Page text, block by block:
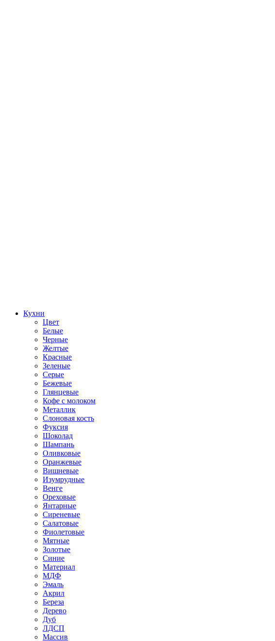
Кухни
Цвет
Белые
Черные
Желтые
Красные
Зеленые
Серые
Бежевые
Глянцевые
Кофе с молоком
Металлик
Слоновая кость
Фуксия
Шоколад
Шампань
Оливковые
Оранжевые
Вишневые
Изумрудные
Венге
Ореховые
Янтарные
Сиреневые
Салатовые
Фиолетовые
Мятные
Золотые
Синие
Материал
МДФ
Эмаль
Акрил
Береза
Дерево
Дуб
ЛДСП
Массив